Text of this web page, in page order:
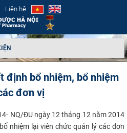
Liên hệ
định bổ nhiệm, bổ nhiệm
đơn vị
NQ/ĐU ngày 12 tháng 12 năm 2014
nhiệm lại viên chức quản lý các đơn